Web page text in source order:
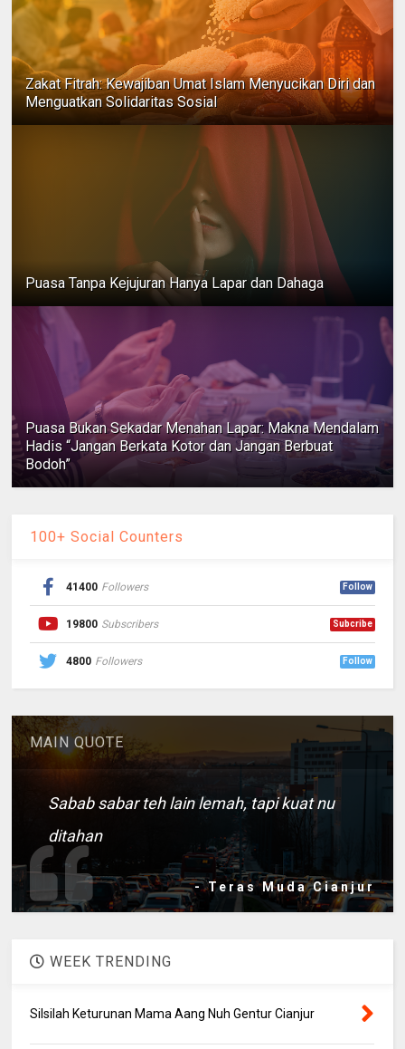
Zakat Fitrah: Kewajiban Umat Islam Menyucikan Diri dan
Menguatkan Solidaritas Sosial
Puasa Tanpa Kejujuran Hanya Lapar dan Dahaga
Puasa Bukan Sekadar Menahan Lapar: Makna Mendalam
Hadis “Jangan Berkata Kotor dan Jangan Berbuat
Bodoh”
100+ Social Counters
41400 Followers Follow
19800 Subscribers Subcribe
4800 Followers Follow
MAIN QUOTE
Sabab sabar teh lain lemah, tapi kuat nu
ditahan
- Teras Muda Cianjur
WEEK TRENDING
Silsilah Keturunan Mama Aang Nuh Gentur Cianjur